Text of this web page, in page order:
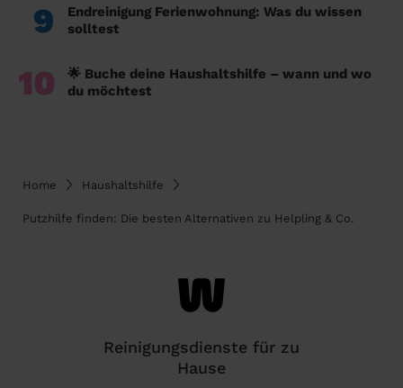
9
Endreinigung Ferienwohnung: Was du wissen
solltest
10
🌟 Buche deine Haushaltshilfe – wann und wo
du möchtest
Home Haushaltshilfe
Putzhilfe finden: Die besten Alternativen zu Helpling & Co.
Reinigungsdienste für zu
Hause